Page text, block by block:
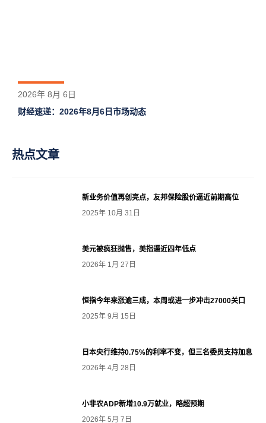
2026年 8月 6日
财经速递：2026年8月6日市场动态
热点文章
新业务价值再创亮点，友邦保险股价逼近前期高位
2025年 10月 31日
美元被疯狂抛售，美指逼近四年低点
2026年 1月 27日
恒指今年来涨逾三成，本周或进一步冲击27000关口
2025年 9月 15日
日本央行维持0.75%的利率不变，但三名委员支持加息
2026年 4月 28日
小非农ADP新增10.9万就业，略超预期
2026年 5月 7日